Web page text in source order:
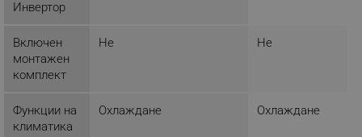
Инвертор
Включен
монтажен
комплект
Не Не
Функции на
климатика
Охлаждане Охлаждане
Google Privacy Policy